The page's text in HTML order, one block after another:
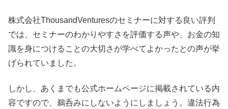
株式会社ThousandVenturesのセミナーに対する良い評判
では、セミナーのわかりやすさを評価する声や、お金の知
識を身につけることの大切さが学べてよかったとの声が挙
げられていました。
しかし、あくまでも公式ホームページに掲載されている内
容ですので、鵜呑みにしないようにしましょう。違法行為